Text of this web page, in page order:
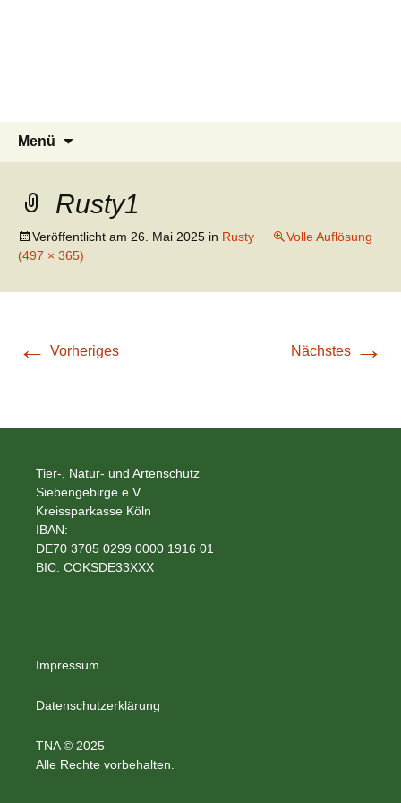
Tier Natur und Artenschutz
Siebengebirge e.V.
Tierschutzverein seit 1985 im
Siebengebirge – Orscheider
Menü
Rusty1
Veröffentlicht am 26. Mai 2025 in Rusty
Volle Auflösung
(497 × 365)
← Vorheriges Nächstes →
Tier-, Natur- und Artenschutz
Siebengebirge e.V.
Kreissparkasse Köln
IBAN:
DE70 3705 0299 0000 1916 01
BIC: COKSDE33XXX
Impressum
Datenschutzerklärung
TNA © 2025
Alle Rechte vorbehalten.